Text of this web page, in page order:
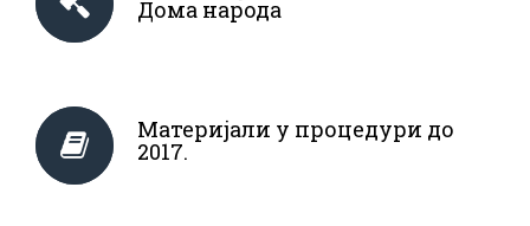
Дома народа
Материјали у процедури до
2017.